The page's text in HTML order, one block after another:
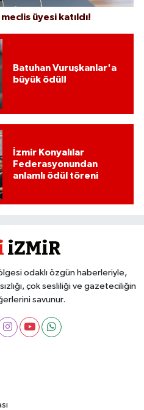
üyesi katıldı!
Batuhan Vuruşkanlar'a
büyük ödül!
İzmir Konyalılar
Federasyonundan
anlamlı ödül töreni
odaklı özgün haberleriyle,
çok sesliliği ve gazeteciliğin
savunur.